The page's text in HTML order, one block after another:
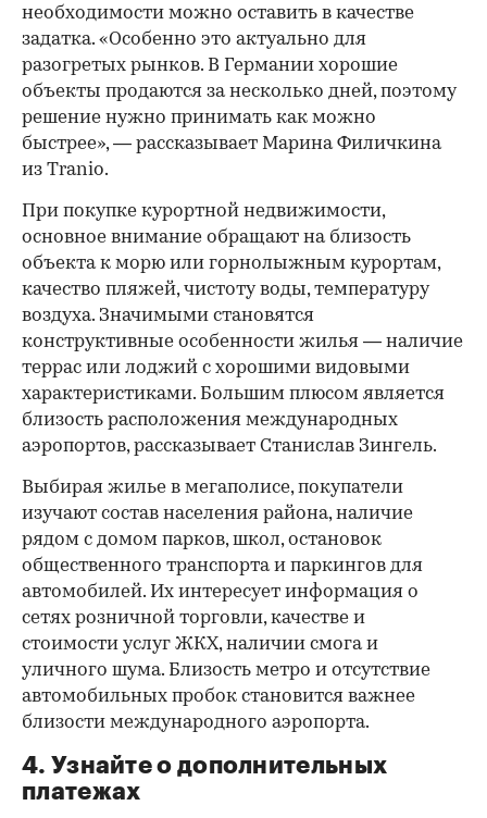
необходимости можно оставить в качестве
задатка. «Особенно это актуально для
разогретых рынков. В Германии хорошие
объекты продаются за несколько дней, поэтому
решение нужно принимать как можно
быстрее», — рассказывает Марина Филичкина
из Tranio.
При покупке курортной недвижимости,
основное внимание обращают на близость
объекта к морю или горнолыжным курортам,
качество пляжей, чистоту воды, температуру
воздуха. Значимыми становятся
конструктивные особенности жилья — наличие
террас или лоджий с хорошими видовыми
характеристиками. Большим плюсом является
близость расположения международных
аэропортов, рассказывает Станислав Зингель.
Выбирая жилье в мегаполисе, покупатели
изучают состав населения района, наличие
рядом с домом парков, школ, остановок
общественного транспорта и паркингов для
автомобилей. Их интересует информация о
сетях розничной торговли, качестве и
стоимости услуг ЖКХ, наличии смога и
уличного шума. Близость метро и отсутствие
автомобильных пробок становится важнее
близости международного аэропорта.
4. Узнайте о дополнительных
платежах